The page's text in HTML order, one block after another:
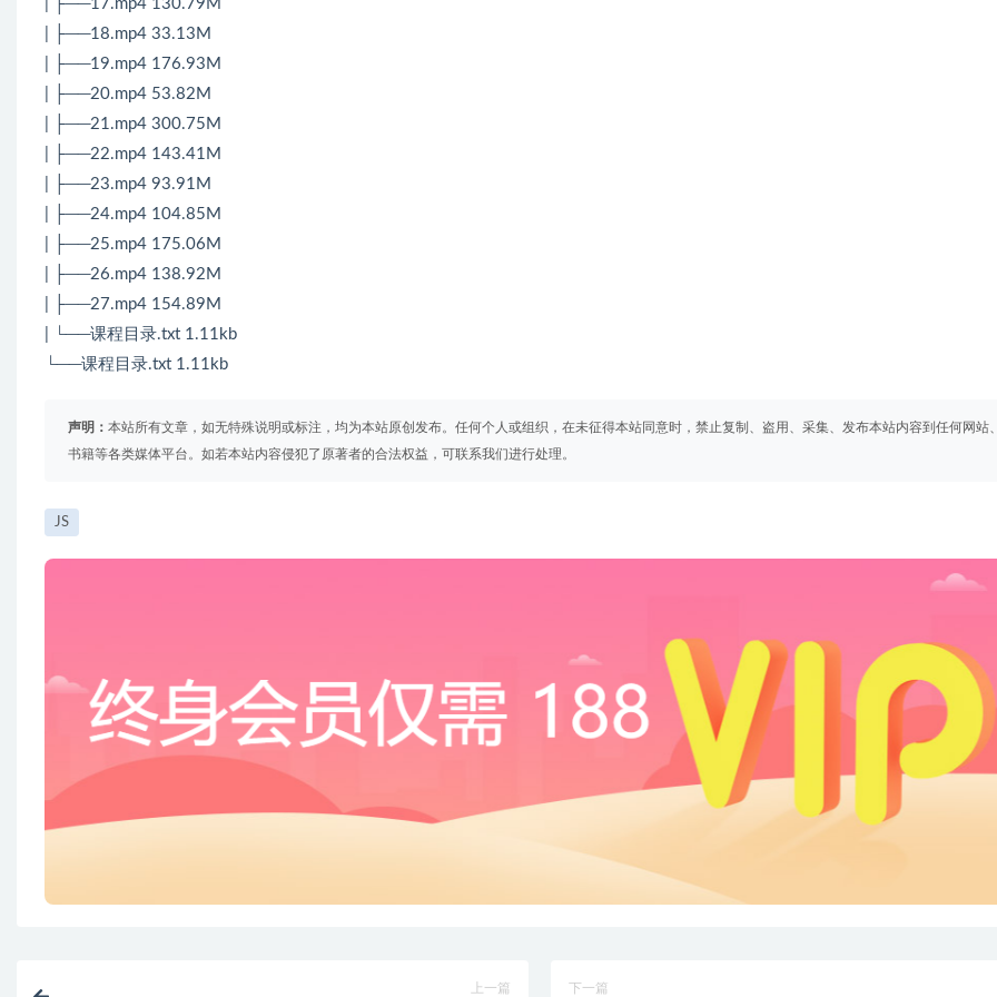
| ├──17.mp4 130.79M
| ├──18.mp4 33.13M
| ├──19.mp4 176.93M
| ├──20.mp4 53.82M
| ├──21.mp4 300.75M
| ├──22.mp4 143.41M
| ├──23.mp4 93.91M
| ├──24.mp4 104.85M
| ├──25.mp4 175.06M
| ├──26.mp4 138.92M
| ├──27.mp4 154.89M
| └──课程目录.txt 1.11kb
└──课程目录.txt 1.11kb
声明： 本站所有文章，如无特殊说明或标注，均为本站原创发布。任何个人或组织，在未征得本站同意时，禁止复制、盗用、采集、发布本站内容到任何网站
书籍等各类媒体平台。如若本站内容侵犯了原著者的合法权益，可联系我们进行处理。
JS
上一篇 下一篇